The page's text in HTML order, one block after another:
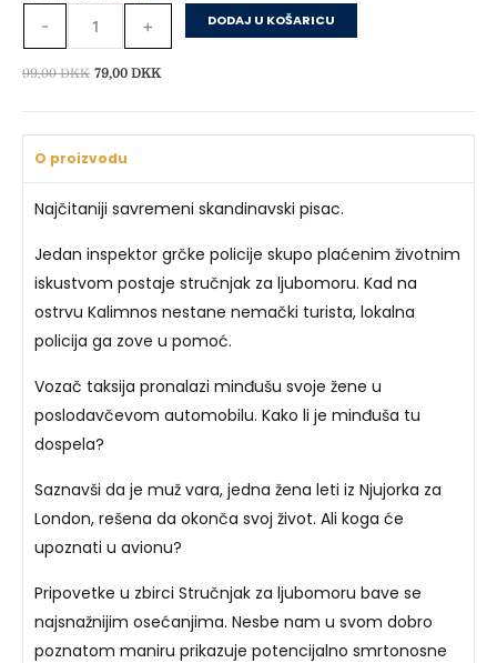
-
druge
+ DODAJ U KOŠARICU
99,00DKK Izvorna
79,00 DKKTrenutna
O proizvodu
Najčitaniji savremeni skandinavski pisac.
Jedan inspektor grčke policije skupo plaćenim životnim
iskustvom postaje stručnjak za ljubomoru. Kad na
ostrvu Kalimnos nestane nemački turista, lokalna
policija ga zove u pomoć.
Vozač taksija pronalazi minđušu svoje žene u
poslodavčevom automobilu. Kako li je minđuša tu
dospela?
Saznavši da je muž vara, jedna žena leti iz Njujorka za
London, rešena da okonča svoj život. Ali koga će
upoznati u avionu?
Pripovetke u zbirci Stručnjak za ljubomoru bave se
najsnažnijim osećanjima. Nesbe nam u svom dobro
poznatom maniru prikazuje potencijalno smrtonosne